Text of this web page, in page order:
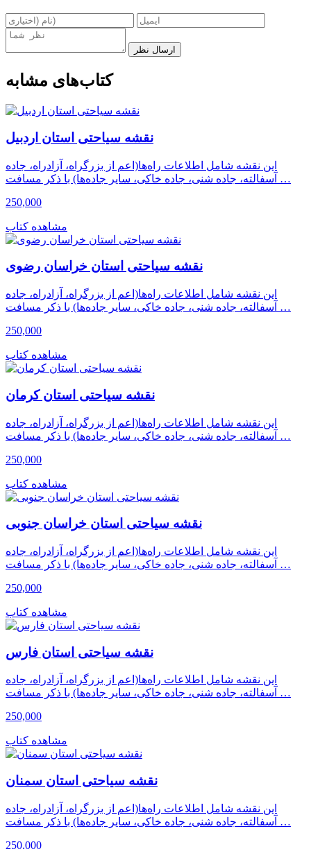
ارسال نظر
کتاب‌های مشابه
نقشه سیاحتی استان اردبیل
این نقشه شامل اطلاعات راه‌ها(اعم از بزرگراه، آزادراه، جاده
آسفالته، جاده شنی، جاده خاکی، سایر جاده‌ها) با ذکر مسافت …
250,000
مشاهده کتاب
نقشه سیاحتی استان خراسان رضوى
این نقشه شامل اطلاعات راه‌ها(اعم از بزرگراه، آزادراه، جاده
آسفالته، جاده شنی، جاده خاکی، سایر جاده‌ها) با ذکر مسافت …
250,000
مشاهده کتاب
نقشه سیاحتی استان کرمان
این نقشه شامل اطلاعات راه‌ها(اعم از بزرگراه، آزادراه، جاده
آسفالته، جاده شنی، جاده خاکی، سایر جاده‌ها) با ذکر مسافت …
250,000
مشاهده کتاب
نقشه سیاحتی استان خراسان جنوبی
این نقشه شامل اطلاعات راه‌ها(اعم از بزرگراه، آزادراه، جاده
آسفالته، جاده شنی، جاده خاکی، سایر جاده‌ها) با ذکر مسافت …
250,000
مشاهده کتاب
نقشه سیاحتی استان فارس
این نقشه شامل اطلاعات راه‌ها(اعم از بزرگراه، آزادراه، جاده
آسفالته، جاده شنی، جاده خاکی، سایر جاده‌ها) با ذکر مسافت …
250,000
مشاهده کتاب
نقشه سیاحتی استان سمنان
این نقشه شامل اطلاعات راه‌ها(اعم از بزرگراه، آزادراه، جاده
آسفالته، جاده شنی، جاده خاکی، سایر جاده‌ها) با ذکر مسافت …
250,000